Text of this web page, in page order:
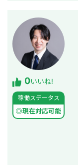
0いいね!
稼働ステータス
◎現在対応可能